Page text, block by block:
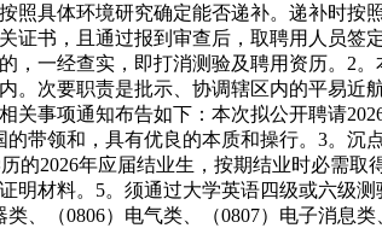
照具体环境研究确定能否递补。递补时按
书，且通过报到审查后，取聘用人员签
一经查实，即打消测验及聘用资历。2
次要职责是批示、协调辖区内的平易近
事项通知布告如下：本次拟公开聘请
带领和，具有优良的本质和操行。3。沉
的2026年应届结业生，按期结业时必需取
材料。5。须通过大学英语四级或六级测
（0806）电气类、（0807）电子消息类